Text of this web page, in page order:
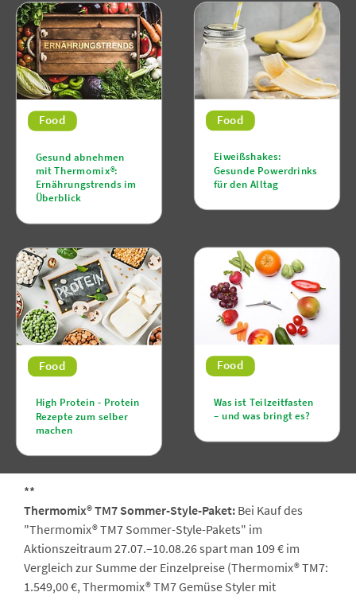
Food
Gesund abnehmen
mit Thermomix®:
Ernährungstrends im
Überblick
Food
Eiweißshakes:
Gesunde Powerdrinks
für den Alltag
Food
High Protein - Protein
Rezepte zum selber
machen
Food
Was ist Teilzeitfasten
– und was bringt es?
**
Thermomix® TM7 Sommer-Style-Paket: Bei Kauf des
"Thermomix® TM7 Sommer-Style-Pakets" im
Aktionszeitraum 27.07.–10.08.26 spart man 109 € im
Vergleich zur Summe der Einzelpreise (Thermomix® TM7:
1.549,00 €, Thermomix® TM7 Gemüse Styler mit